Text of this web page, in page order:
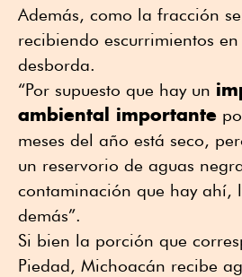
Además, como la fracción
recibiendo escurrimientos en
desborda.
“Por supuesto que hay un
ambiental importante
meses del año está seco,
un reservorio de aguas
contaminación que hay ahí,
demás”.
Si bien la porción que
Piedad, Michoacán recibe